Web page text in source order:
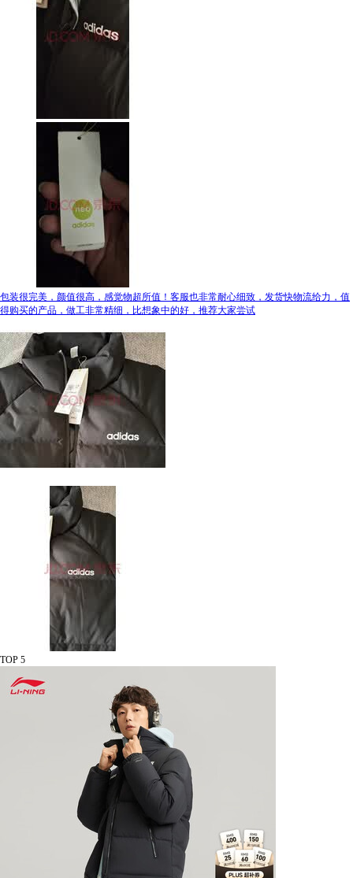
包装很完美，颜值很高，感觉物超所值！客服也非常耐心细致，发货快物流给力，值
得购买的产品，做工非常精细，比想象中的好，推荐大家尝试
TOP 5